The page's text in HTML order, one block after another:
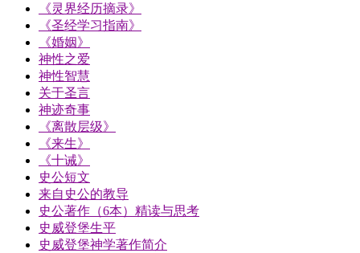
《灵界经历摘录》
《圣经学习指南》
《婚姻》
神性之爱
神性智慧
关于圣言
神迹奇事
《离散层级》
《来生》
《十诫》
史公短文
来自史公的教导
史公著作（6本）精读与思考
史威登堡生平
史威登堡神学著作简介